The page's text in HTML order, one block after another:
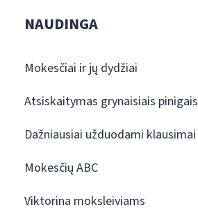
NAUDINGA
Mokesčiai ir jų dydžiai
Atsiskaitymas grynaisiais pinigais
Dažniausiai užduodami klausimai
Mokesčių ABC
Viktorina moksleiviams